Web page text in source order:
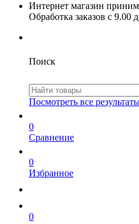
Интернет магазин
Обработка заказов с 9.00
Поиск
Посмотреть все
0
Сравнение
0
Избранное
0